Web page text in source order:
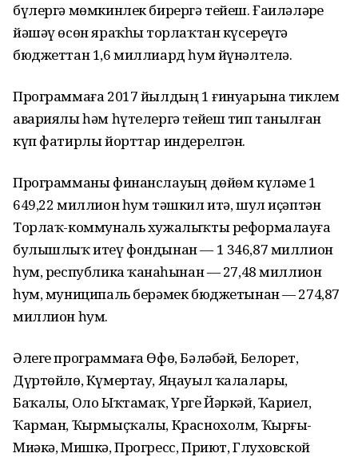
бүлергә мөмкинлек бирергә тейеш. Ғаиләләрҙе
йәшәү өсөн яраҡһыҙ торлаҡтан күсереүгә
бюджеттан 1,6 миллиард һум йүнәлтелә.
Программаға 2017 йылдың 1 ғинуарына тиклем
авариялы һәм һүтелергә тейеш тип танылған
күп фатирлы йорттар индерелгән.
Программаны финанслауҙың дөйөм күләме 1
649,22 миллион һум тәшкил итә, шул иҫәптән
Торлаҡ-коммуналь хужалыҡты реформалауға
булышлыҡ итеү фондынан — 1 346,87 миллион
һум, республика ҡаҙнаһынан — 27,48 миллион
һум, муниципаль берәмек бюджетынан — 274,87
миллион һум.
Әлеге программаға Өфө, Бәләбәй, Белорет,
Дүртөйлө, Күмертау, Яңауыл ҡалалары,
Баҡалы, Оло Ыҡтамаҡ, Үрге Йәркәй, Ҡариҙел,
Ҡарман, Ҡырмыҫҡалы, Краснохолм, Ҡырғыҙ-
Миәкә, Мишкә, Прогресс, Приют, Глуховской